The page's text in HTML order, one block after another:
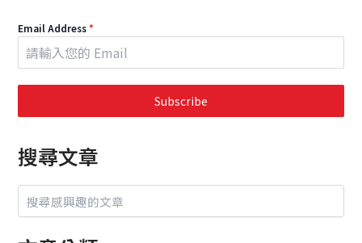
Email Address*
Subscribe
搜尋文章